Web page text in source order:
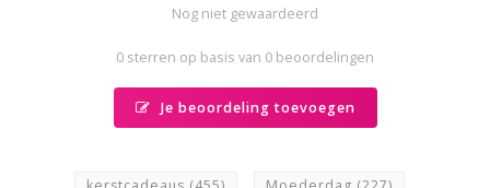
Nog niet gewaardeerd
0 sterren op basis van 0 beoordelingen
Je beoordeling toevoegen